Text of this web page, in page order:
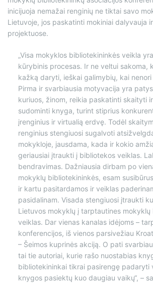
inicijuoja nemažai renginių ne tiktai savo
Lietuvoje, jos paskatinti mokiniai dalyvauja
projektuose.
„Visa mokyklos bibliotekininkės veikla
kūrybinis procesas. Ir ne veltui sakoma,
kažką daryti, ieškai galimybių, kai nenori
Pirma ir svarbiausia motyvacija yra
kuriuos, žinom, reikia paskatinti skaityti
sudominti knyga, turint stiprius
įrenginius ir virtualią erdvę. Todėl
renginius stengiuosi sugalvoti
mokykloje, jausdama, kada ir kokio
geriausiai įtraukti į bibliotekos veiklas.
bendravimas. Dažniausia dirbam po
mokyklų bibliotekininkės, esam
ir kartu pasitardamos ir veiklas
pasidalinam. Visada stengiuosi įtraukti
Lietuvos mokyklų į tarptautines mokyklų
veiklas. Dar vienas kanalas idėjoms –
konferencijos, iš vienos parsivežiau
– Šeimos kuprinės akciją. O pati
tai tie autoriai, kurie rašo nuostabias
bibliotekininkai tikrai pasirengę padaryti
knygos pasiektų kuo daugiau vaikų“, –